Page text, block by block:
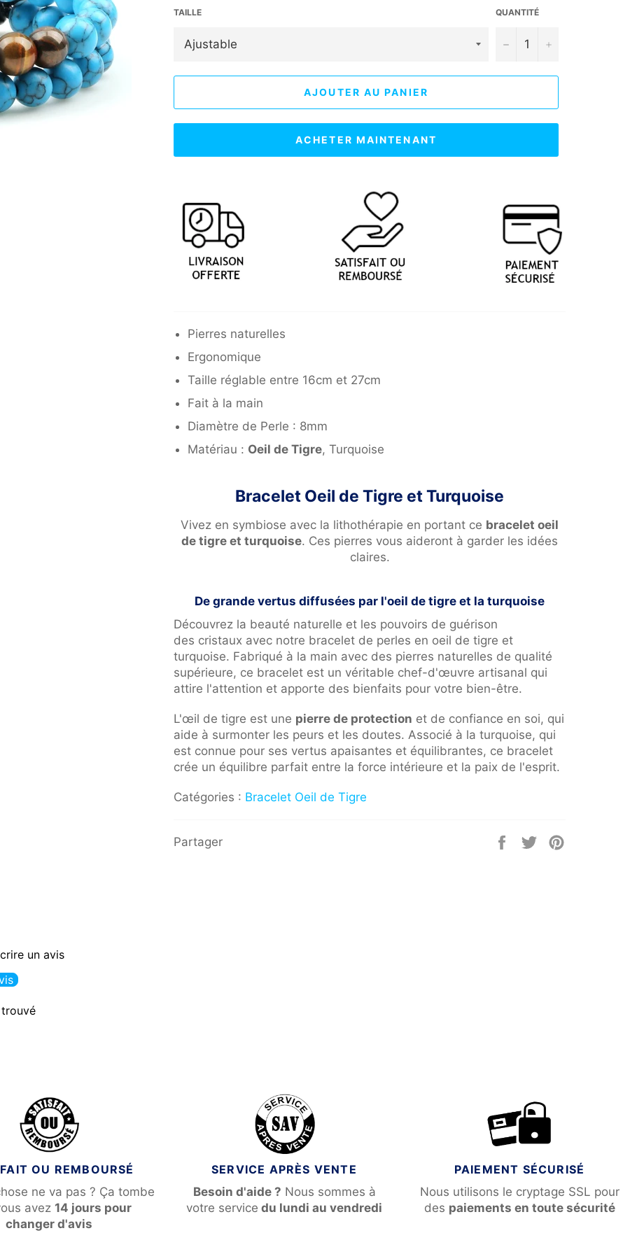
TAILLE QUANTITÉ
− +
AJOUTER AU PANIER
ACHETER MAINTENANT
Pierres naturelles
Ergonomique
Taille réglable entre 16cm et 27cm
Fait à la main
Diamètre de Perle : 8mm
Matériau : Oeil de Tigre, Turquoise
Bracelet Oeil de Tigre et Turquoise
Vivez en symbiose avec la lithothérapie en portant ce bracelet oeil
de tigre et turquoise. Ces pierres vous aideront à garder les idées
claires.
De grande vertus diffusées par l'oeil de tigre et la turquoise
Découvrez la beauté naturelle et les pouvoirs de guérison
des cristaux avec notre bracelet de perles en oeil de tigre et
turquoise. Fabriqué à la main avec des pierres naturelles de qualité
supérieure, ce bracelet est un véritable chef-d'œuvre artisanal qui
attire l'attention et apporte des bienfaits pour votre bien-être.
L'œil de tigre est une pierre de protection et de confiance en soi, qui
aide à surmonter les peurs et les doutes. Associé à la turquoise, qui
est connue pour ses vertus apaisantes et équilibrantes, ce bracelet
crée un équilibre parfait entre la force intérieure et la paix de l'esprit.
Catégories : Bracelet Oeil de Tigre
Partager
PartagerTweeter
un avis
OU REMBOURSÉ
ne va pas ? Ça tombe
avez 14 jours pour
changer d'avis
SERVICE APRÈS VENTE
Besoin d'aide ? Nous sommes à
votre service du lundi au vendredi
PAIEMENT SÉCURISÉ
Nous utilisons le cryptage SSL pour
des paiements en toute sécurité